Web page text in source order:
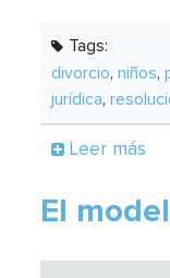
Tags:
divorcio,niños,
jurídica,
Leer más
El